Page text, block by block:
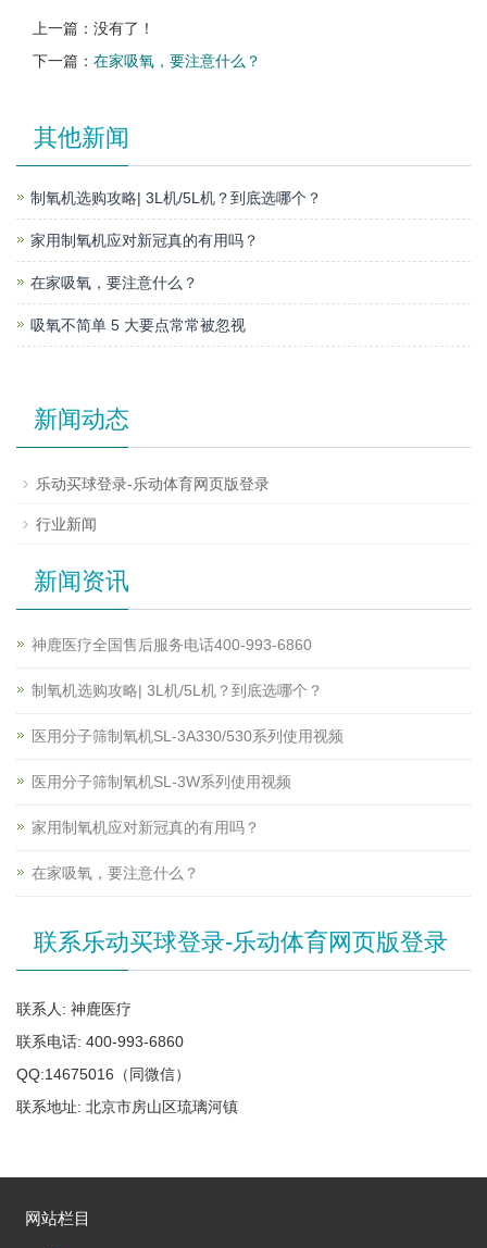
上一篇：没有了！
下一篇： 在家吸氧，要注意什么？
其他新闻
制氧机选购攻略| 3L机/5L机？到底选哪个？
家用制氧机应对新冠真的有用吗？
在家吸氧，要注意什么？
吸氧不简单 5 大要点常常被忽视
新闻动态
乐动买球登录-乐动体育网页版登录
行业新闻
新闻资讯
神鹿医疗全国售后服务电话400-993-6860
制氧机选购攻略| 3L机/5L机？到底选哪个？
医用分子筛制氧机SL-3A330/530系列使用视频
医用分子筛制氧机SL-3W系列使用视频
家用制氧机应对新冠真的有用吗？
在家吸氧，要注意什么？
联系乐动买球登录-乐动体育网页版登录
联系人: 神鹿医疗
联系电话: 400-993-6860
QQ:14675016（同微信）
联系地址: 北京市房山区琉璃河镇
网站栏目